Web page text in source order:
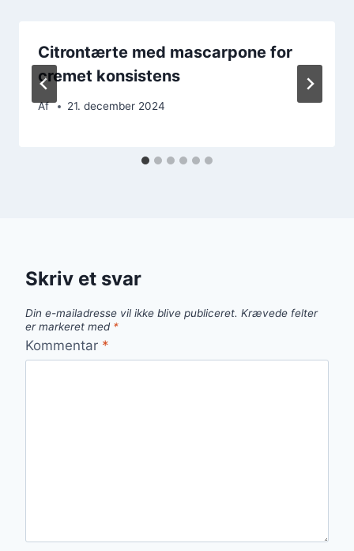
Citrontærte med mascarpone for
cremet konsistens
Af 21. december 2024
Skriv et svar
Din e-mailadresse vil ikke blive publiceret. Krævede felter
er markeret med *
Kommentar *